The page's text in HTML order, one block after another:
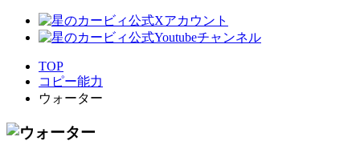
TOP
コピー能力
ウォーター